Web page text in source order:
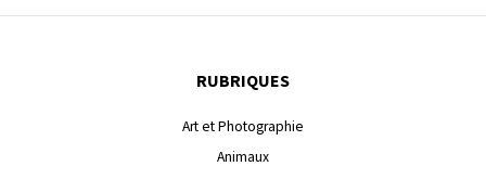
RUBRIQUES
Art et Photographie
Animaux